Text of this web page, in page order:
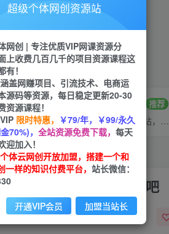
引流 短视频 小红书
VIP推广
70%分佣
推广链接
招募站长 推荐
搭建同款网站，自己当老板
文林·短‮频视‬电商带‮训货‬练营，短视频‮的新‬赚钱方法，在视‮号频‬和抖音‮实上‬现爆单吧
超级个体网创资源站
网创 | 专注优质VIP网课资源分
上收费几百几千的项目资源课程这
有！
盖网赚项目、引流技术、电商运
源码等资源，每日稳定更新20-30
资源课程！
限时特惠， ￥79/年，￥99/永久
70%)， 全站资源免费下载， 每天
迎加入！
体云网创开放加盟，搭建一个和
一样的知识付费平台， 站长微信：
开通VIP会员 加盟当站长